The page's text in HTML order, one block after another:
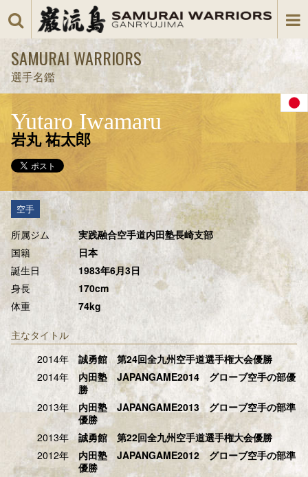
SAMURAI WARRIORS
選手名鑑
Yutaro Iwamaru
岩丸 祐太郎
空手
所属ジム
実践融合空手道内田塾長崎支部
国籍
日本
誕生日
1983年6月3日
身長
170cm
体重
74kg
主なタイトル
2014年
誠勇館 第24回全九州空手道選手権大会優勝
2014年
内田塾 JAPANGAME2014 グローブ空手の部優
勝
2013年
内田塾 JAPANGAME2013 グローブ空手の部準
優勝
2013年
誠勇館 第22回全九州空手道選手権大会優勝
2012年
内田塾 JAPANGAME2012 グローブ空手の部準
優勝